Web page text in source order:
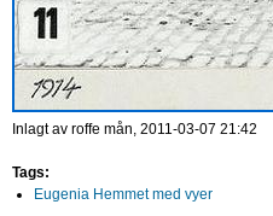
Inlagt av roffe mån, 2011-03-07 21:42
Tags:
Eugenia Hemmet med vyer